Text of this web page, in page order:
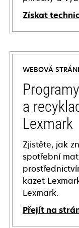
Získat
opens
in
new
tab
WEBOVÁ
a
Lexmark
Zjistěte, jak
spotřební
kazet
Lexmark.
Přejít na